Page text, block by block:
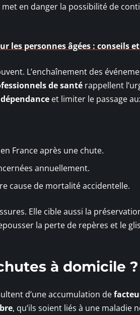
en danger la possibilité de
les personnes âgées : conseils
L’enchaînement des
de santé rappellent
et limiter le passage
France après une chute.
annuellement.
cause de mortalité accidentelle.
Elle cible aussi la
la perte de repères et le
à domicile ?
d’une accumulation de
, qu’ils soient liés à une maladie